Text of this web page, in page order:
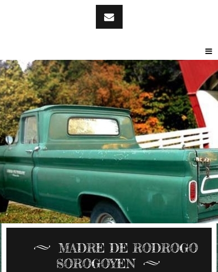
MADRE DE RODROGO
SOROGOYEN